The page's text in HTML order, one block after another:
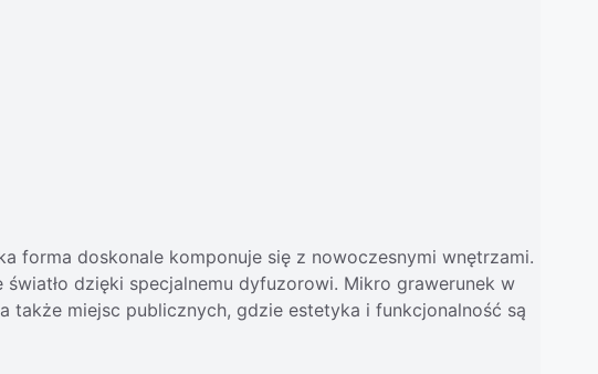
forma doskonale komponuje się z nowoczesnymi wnętrzami.
dzięki specjalnemu dyfuzorowi. Mikro grawerunek w
także miejsc publicznych, gdzie estetyka i funkcjonalność są